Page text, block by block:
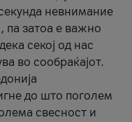
невнимание
па затоа е важно
секој од нас
во сообраќајот.
до што поголем
свесност и